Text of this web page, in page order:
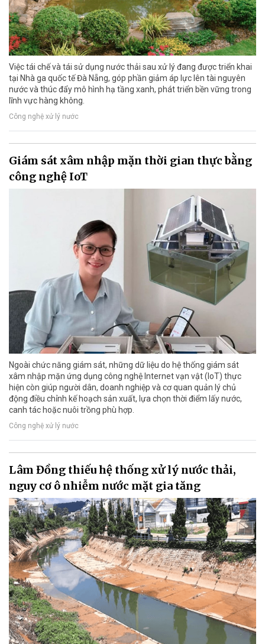
Việc tái chế và tái sử dụng nước thải sau xử lý đang được triển khai
tại Nhà ga quốc tế Đà Nẵng, góp phần giảm áp lực lên tài nguyên
nước và thúc đẩy mô hình hạ tầng xanh, phát triển bền vững trong
lĩnh vực hàng không.
Công nghệ xử lý nước
Giám sát xâm nhập mặn thời gian thực bằng
công nghệ IoT
Ngoài chức năng giám sát, những dữ liệu do hệ thống giám sát
xâm nhập mặn ứng dụng công nghệ Internet vạn vật (IoT) thực
hiện còn giúp người dân, doanh nghiệp và cơ quan quản lý chủ
động điều chỉnh kế hoạch sản xuất, lựa chọn thời điểm lấy nước,
canh tác hoặc nuôi trồng phù hợp.
Công nghệ xử lý nước
Lâm Đồng thiếu hệ thống xử lý nước thải,
nguy cơ ô nhiễm nước mặt gia tăng